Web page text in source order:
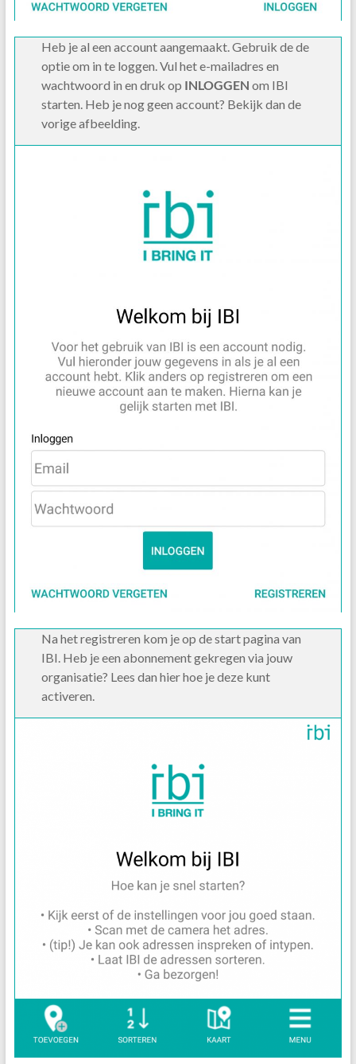
Heb je al een account aangemaakt. Gebruik de de
optie om in te loggen. Vul het e-mailadres en
wachtwoord in en druk op INLOGGEN om IBI
starten. Heb je nog geen account? Bekijk dan de
vorige afbeelding.
Na het registreren kom je op de start pagina van
IBI. Heb je een abonnement gekregen via jouw
organisatie? Lees dan hier hoe je deze kunt
activeren.